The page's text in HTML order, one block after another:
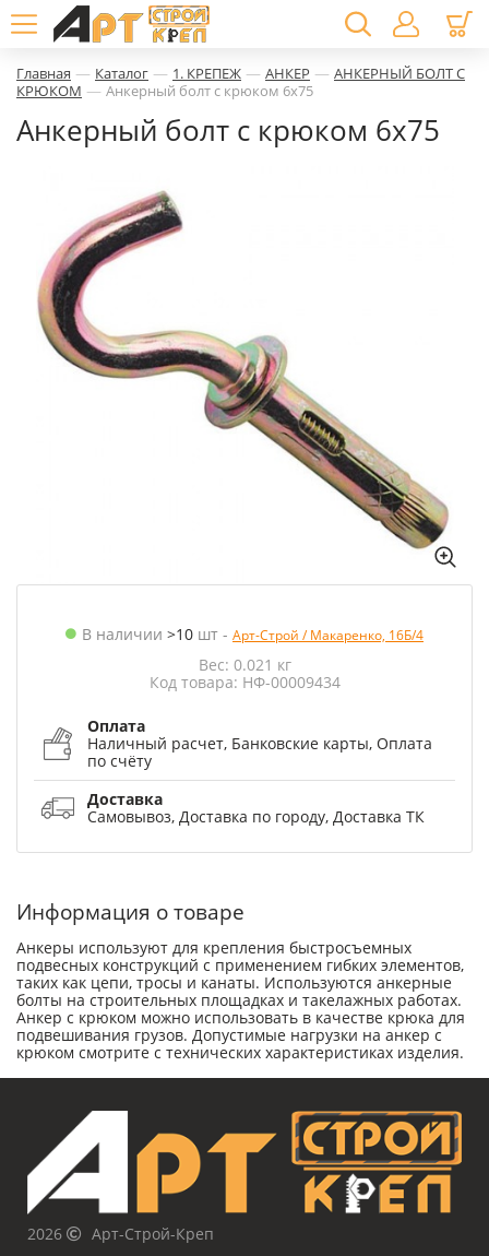
Главная — Каталог — 1. КРЕПЕЖ — АНКЕР — АНКЕРНЫЙ БОЛТ С
КРЮКОМ — Анкерный болт с крюком 6х75
Анкерный болт с крюком 6х75
В наличии >10 шт - Арт-Строй / Макаренко, 16Б/4
Вес: 0.021 кг
Код товара: НФ-00009434
Оплата
Наличный расчет, Банковские карты, Оплата
по счёту
Доставка
Самовывоз, Доставка по городу, Доставка ТК
Информация о товаре
Анкеры используют для крепления быстросъемных
подвесных конструкций с применением гибких элементов,
таких как цепи, тросы и канаты. Используются анкерные
болты на строительных площадках и такелажных работах.
Анкер с крюком можно использовать в качестве крюка для
подвешивания грузов. Допустимые нагрузки на анкер с
крюком смотрите с технических характеристиках изделия.
2026
Арт-Строй-Креп